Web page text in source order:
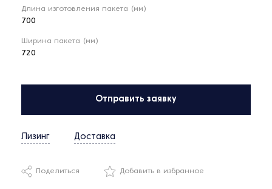
Длина изготовления пакета (мм)
700
Ширина пакета (мм)
720
Отправить заявку
Лизинг Доставка
Поделиться Добавить в избранное